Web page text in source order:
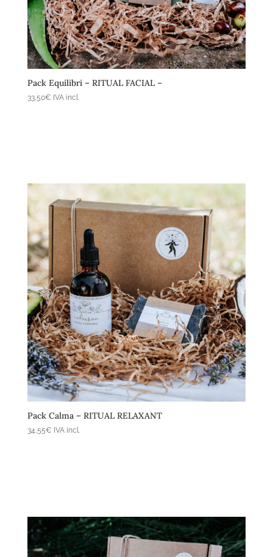
Pack Equilibri – RITUAL FACIAL –
33,50€ IVA incl.
Afegeix a la cistella
Pack Calma – RITUAL RELAXANT
34,55€ IVA incl.
Afegeix a la cistella